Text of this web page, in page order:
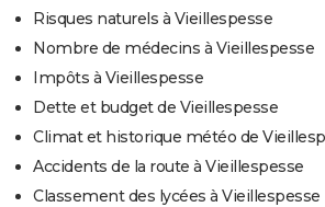
Risques naturels à Vieillespesse
Nombre de médecins à Vieillespesse
Impôts à Vieillespesse
Dette et budget de Vieillespesse
Climat et historique météo de
Accidents de la route à Vieillespesse
Classement des lycées à Vieillespesse